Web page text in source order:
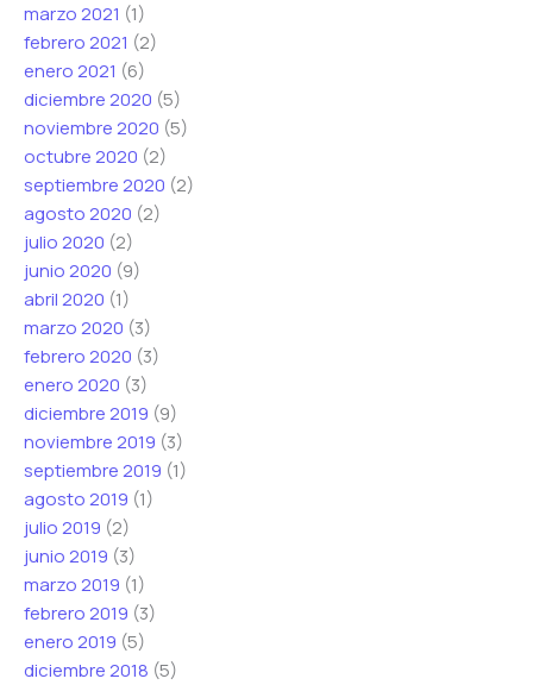
marzo 2021 (1)
febrero 2021 (2)
enero 2021 (6)
diciembre 2020 (5)
noviembre 2020 (5)
octubre 2020 (2)
septiembre 2020 (2)
agosto 2020 (2)
julio 2020 (2)
junio 2020 (9)
abril 2020 (1)
marzo 2020 (3)
febrero 2020 (3)
enero 2020 (3)
diciembre 2019 (9)
noviembre 2019 (3)
septiembre 2019 (1)
agosto 2019 (1)
julio 2019 (2)
junio 2019 (3)
marzo 2019 (1)
febrero 2019 (3)
enero 2019 (5)
diciembre 2018 (5)